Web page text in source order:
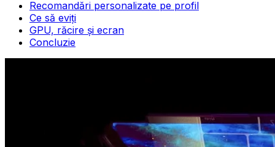
Recomandări personalizate pe profil
Ce să eviți
GPU, răcire și ecran
Concluzie